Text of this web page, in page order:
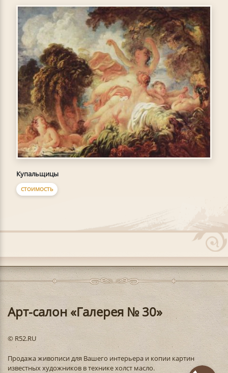
Купальщицы
СТОИМОСТЬ
Арт-салон «Галерея № 30»
© R52.RU
Продажа живописи для Вашего интерьера и копии картин
известных художников в технике холст масло.